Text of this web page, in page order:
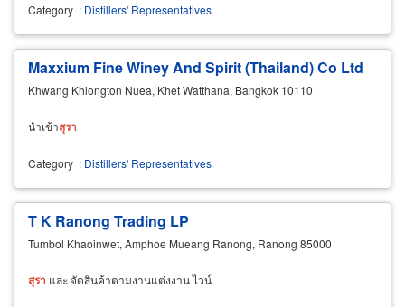
Category : Distillers' Representatives
Maxxium Fine Winey And Spirit (Thailand) Co Ltd
Khwang Khlongton Nuea, Khet Watthana, Bangkok 10110
นำเข้าสุรา
Category : Distillers' Representatives
T K Ranong Trading LP
Tumbol Khaoinwet, Amphoe Mueang Ranong, Ranong 85000
สุรา และ จัดสินค้าตามงานแต่งงาน ไวน์